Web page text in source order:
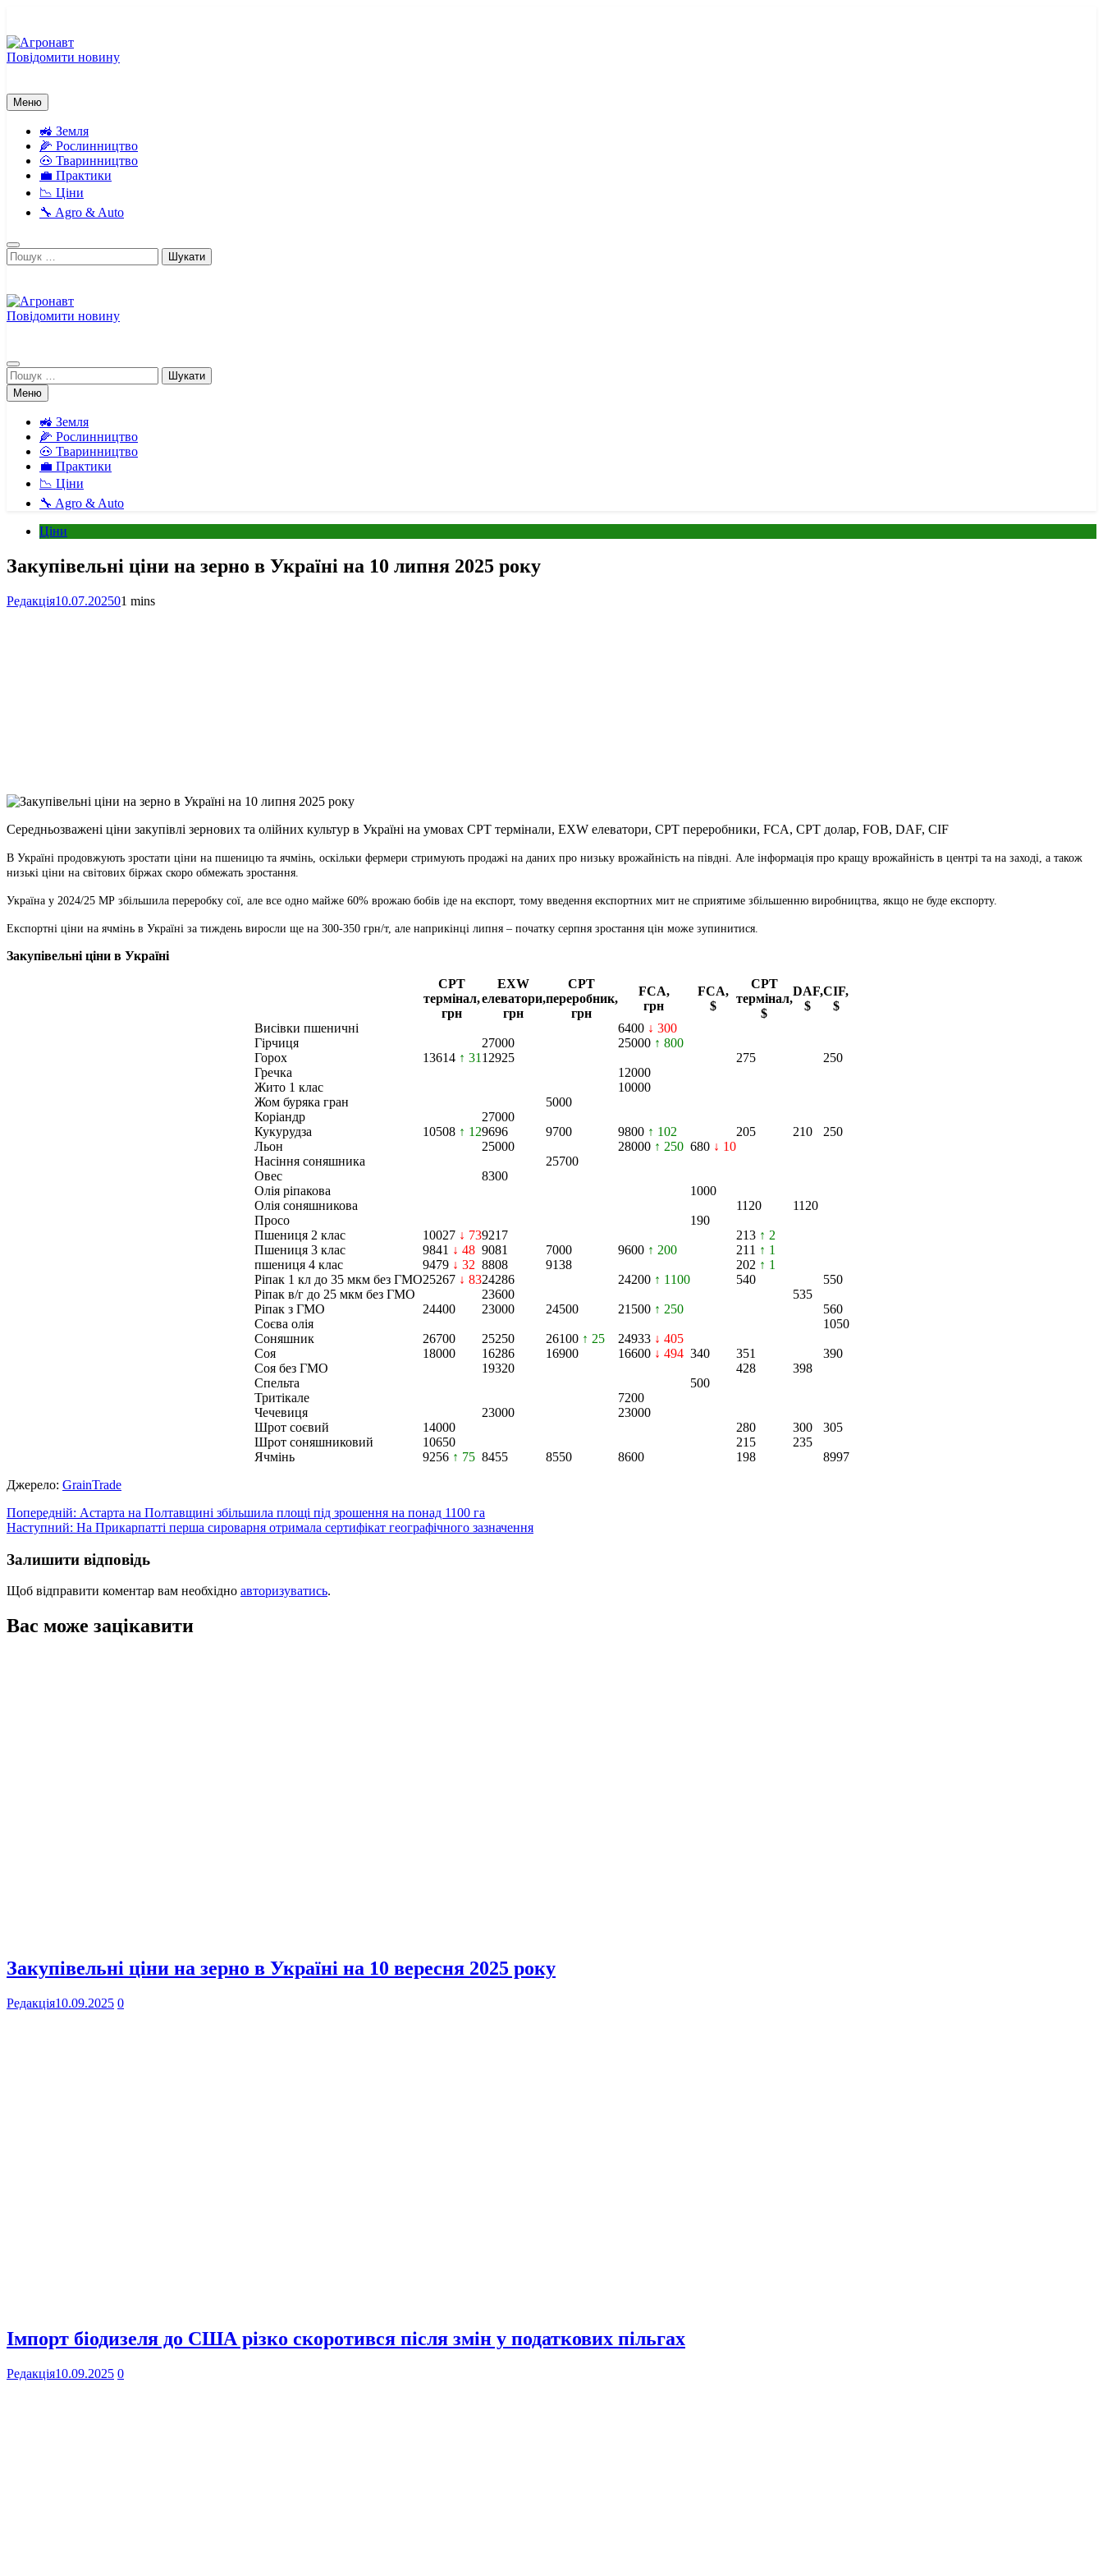
вмісту
Повідомити новину
Меню
🚜 Земля
🌽 Рослинництво
🐽 Тваринництво
💼 Практики
📉 Ціни
🔧 Agro & Auto
Пошук:
Повідомити новину
Пошук:
Меню
🚜 Земля
🌽 Рослинництво
🐽 Тваринництво
💼 Практики
📉 Ціни
🔧 Agro & Auto
Ціни
Закупівельні ціни на зерно в Україні на 10 липня 2025 року
Редакція10.07.202501 mins
Link
Print
Середньозважені ціни закупівлі зернових та олійних культур в Україні на умовах CPT термінали, EXW елеватори, CPT переробники, FCA, CPT долар, FOB, DAF, CIF
В Україні продовжують зростати ціни на пшеницю та ячмінь, оскільки фермери стримують продажі на даних про низьку врожайність на півдні. Але інформація про кращу врожайність в центрі та на заході, а також
низькі ціни на світових біржах скоро обмежать зростання.
Україна у 2024/25 МР збільшила переробку сої, але все одно майже 60% врожаю бобів іде на експорт, тому введення експортних мит не сприятиме збільшенню виробництва, якщо не буде експорту.
Експортні ціни на ячмінь в Україні за тиждень виросли ще на 300-350 грн/т, але наприкінці липня – початку серпня зростання цін може зупинитися.
Закупівельні ціни в Україні
CPT
термінал,
грн
EXW
елеватори,
грн
CPT
переробник,
грн
FCA,
грн
FCA,
$
CPT
термінал,
$
DAF,
$
CIF,
$
Висівки пшеничні
6400 ↓ 300
Гірчиця
27000 25000 ↑ 800
Горох
13614 ↑ 31 12925 275
250
Гречка
12000
Жито 1 клас
10000
Жом буряка гран
5000
Коріандр
27000
Кукурудза
10508 ↑ 129696 9700 9800 ↑ 102 205 210
250
Льон
25000 28000 ↑ 250 680 ↓ 10
Насіння соняшника
25700
Овес
8300
Олія ріпакова
1000
Олія соняшникова
1120
1120
Просо
190
Пшениця 2 клас
10027 ↓ 739217 213 ↑ 2
Пшениця 3 клас
9841 ↓ 48 9081 7000 9600 ↑ 200 211 ↑ 1
пшениця 4 клас
9479 ↓ 32 8808 9138 202 ↑ 1
Ріпак 1 кл до 35 мкм без ГМО25267 ↓ 8324286 24200 ↑ 1100 540
550
Ріпак в/г до 25 мкм без ГМО
23600
535
Ріпак з ГМО
24400 23000 24500 21500 ↑ 250
560
Соєва олія
1050
Соняшник
26700 25250 26100 ↑ 25 24933 ↓ 405
Соя
18000 16286 16900 16600 ↓ 494 340 351
390
Соя без ГМО
19320 428
398
Спельта
500
Тритікале
7200
Чечевиця
23000
23000
Шрот соєвий
14000 280 300
305
Шрот соняшниковий
10650 215
235
Ячмінь
9256 ↑ 75 8455 8550 8600 198
8997
Джерело: GrainTrade
Навігація
записів
Попередній: Астарта на Полтавщині збільшила площі під зрошення на понад 1100 га
Наступний: На Прикарпатті перша сироварня отримала сертифікат географічного зазначення
Залишити відповідь
Щоб відправити коментар вам необхідно авторизуватись.
Вас може зацікавити
Закупівельні ціни на зерно в Україні на 10 вересня 2025 року
Редакція10.09.2025 0
Імпорт біодизеля до США різко скоротився після змін у податкових пільгах
Редакція10.09.2025 0